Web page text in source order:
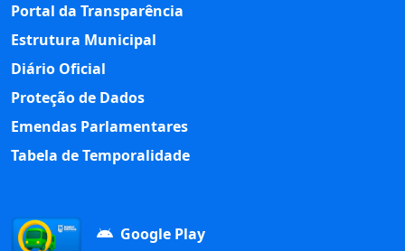
Portal da Transparência
Estrutura Municipal
Diário Oficial
Proteção de Dados
Emendas Parlamentares
Tabela de Temporalidade
Google Play